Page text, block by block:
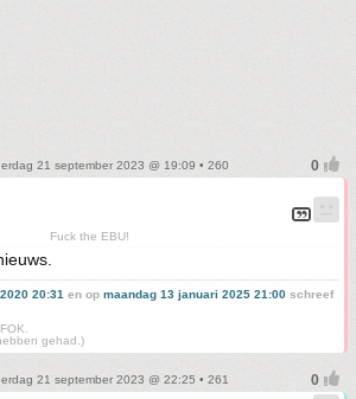
21 september 2023 @ 19:09 • 260
Fuck the EBU!
20:31 en op maandag 13 januari 2025 21:00 schreef
gehad.)
21 september 2023 @ 22:25 • 261